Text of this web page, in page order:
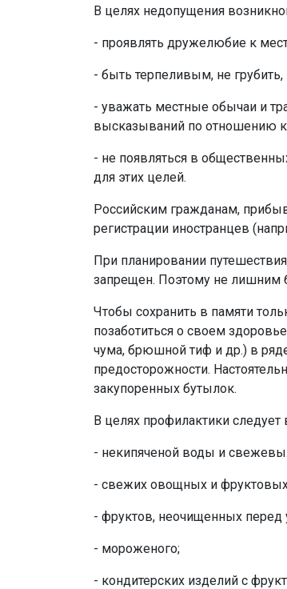
В целях недопущения
- проявлять дружелюбие к
- быть терпеливым, не
- уважать местные обычаи и
высказываний по отношению
- не появляться в
для этих целей.
Российским гражданам,
регистрации иностранцев
При планировании
запрещен. Поэтому не лишним
Чтобы сохранить в памяти
позаботиться о своем
чума, брюшной тиф и др.) в
предосторожности.
закупоренных бутылок.
В целях профилактики
- некипяченой воды и
- свежих овощных и фруктовых
- фруктов, неочищенных перед
- мороженого;
- кондитерских изделий с